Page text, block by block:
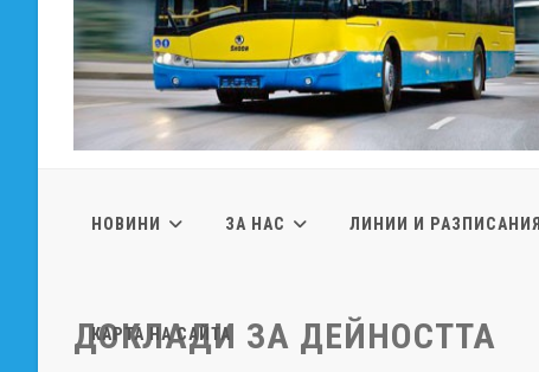
НОВИНИ ЗА НАС ЛИНИИ И РАЗПИСАНИЯ
КАРТА НА САЙТА
ДОКЛАДИ ЗА ДЕЙНОСТТА